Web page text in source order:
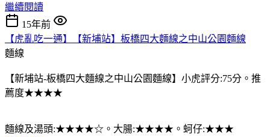
繼續閱讀
15年前
【虎亂吃一通】【新埔站】板橋四大麵線之中山公園麵線
麵線
【新埔站-板橋四大麵線之中山公園麵線】小虎評分:75分。推
薦度★★★★
麵線及湯頭:★★★★☆。大腸:★★★★。蚵仔:★★★